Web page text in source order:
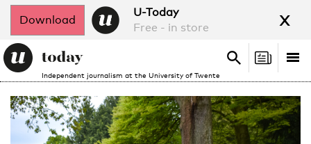
Download
U-Today
Free - in store
x
Independent journalism at the University of Twente
Search
Search